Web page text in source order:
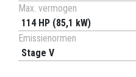
Max. vermogen
114 HP (85,1 kW)
Emissienormen
Stage V